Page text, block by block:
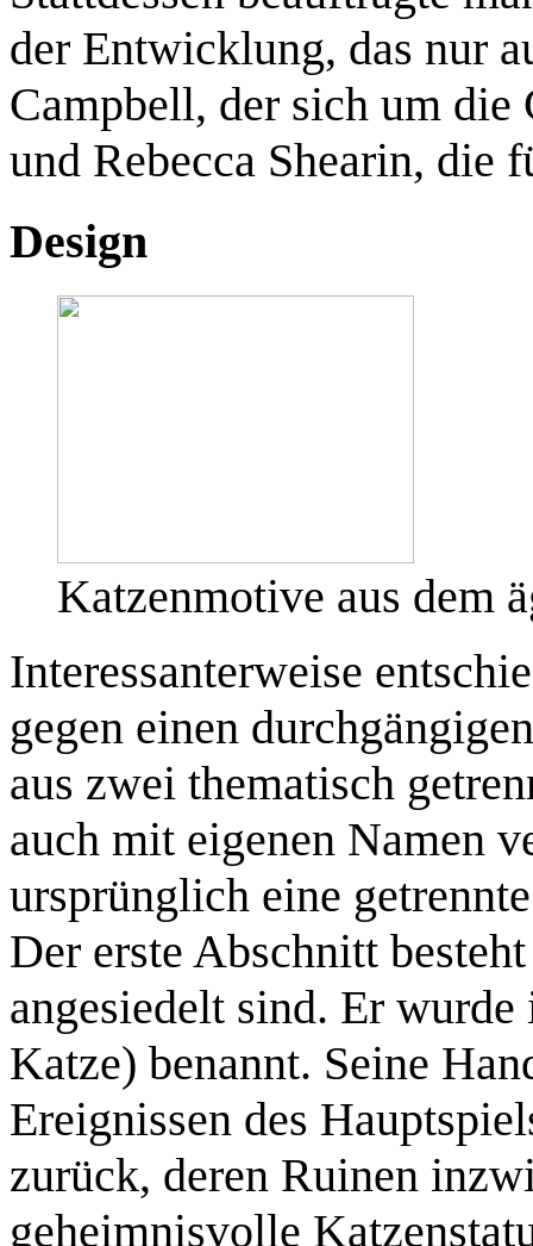
der Entwicklung, das nur
Campbell, der sich um die
und Rebecca Shearin, die
Design
Katzenmotive aus dem
Interessanterweise
gegen einen
aus zwei thematisch
auch mit eigenen Namen
ursprünglich eine
Der erste Abschnitt
angesiedelt sind. Er
Katze) benannt. Seine
Ereignissen des
zurück, deren Ruinen
geheimnisvolle